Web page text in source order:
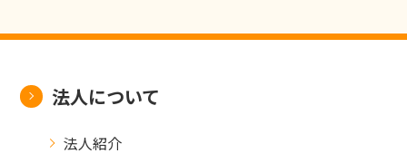
法人について
法人紹介